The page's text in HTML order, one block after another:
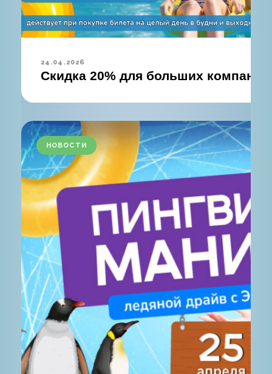
24.04.2026
Скидка 20% для больших
НОВОСТИ